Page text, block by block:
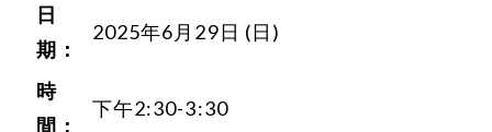
日
期：
2025年6月29日 (日)
時
間：
下午2:30-3:30